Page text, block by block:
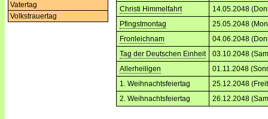
Vatertag
Volkstrauertag
Christi Himmelfahrt
14.05.2048
Pfingstmontag
25.05.2048
Fronleichnam
04.06.2048
Tag der Deutschen Einheit
03.10.2048
Allerheiligen
01.11.2048
1. Weihnachtsfeiertag
25.12.2048
2. Weihnachtsfeiertag
26.12.2048